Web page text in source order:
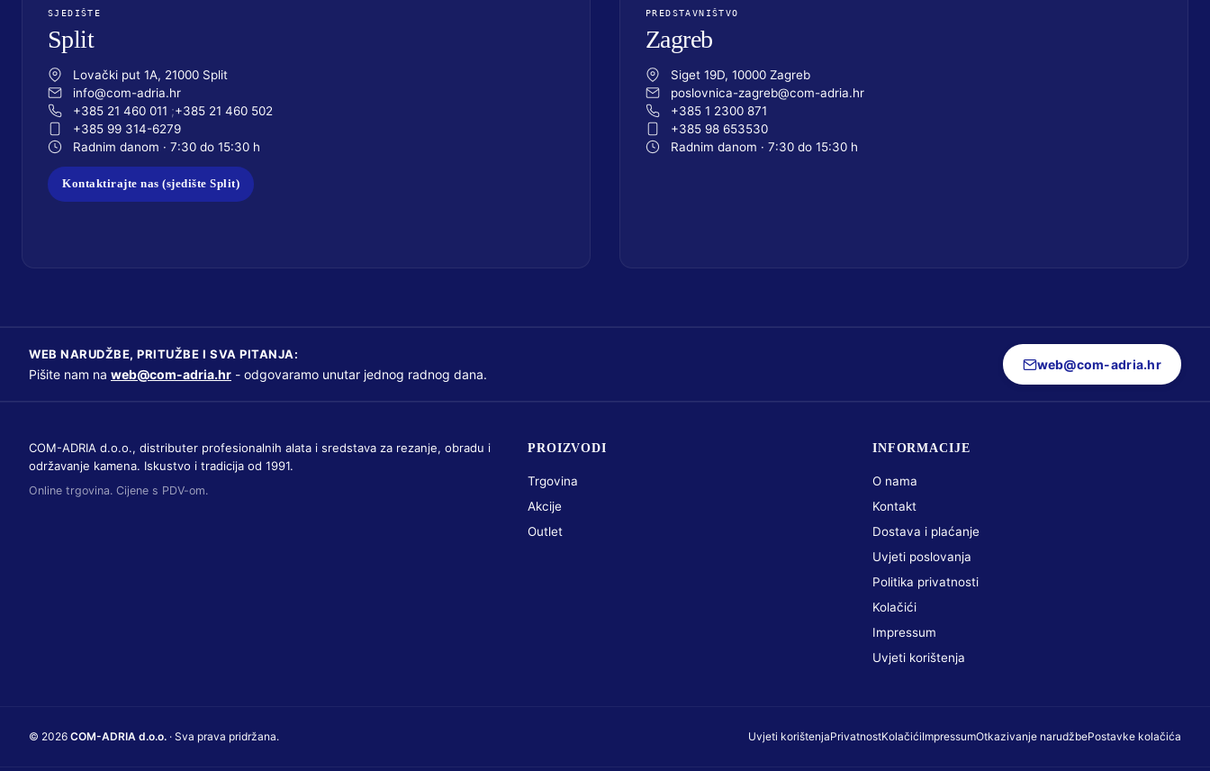
SJEDIŠTE
Split
Lovački put 1A, 21000 Split
info@com-adria.hr
+385 21 460 011
+385 21 460 502
+385 99 314-6279
Radnim danom · 7:30 do 15:30 h
Kontaktirajte nas (sjedište Split)
PREDSTAVNIŠTVO
Zagreb
Siget 19D, 10000 Zagreb
poslovnica-zagreb@com-adria.hr
+385 1 2300 871
+385 98 653530
Radnim danom · 7:30 do 15:30 h
WEB NARUDŽBE, PRITUŽBE I SVA PITANJA:
Pišite nam na web@com-adria.hr - odgovaramo unutar jednog radnog dana.
web@com-adria.hr
COM-ADRIA d.o.o., distributer profesionalnih alata i sredstava za rezanje, obradu i
održavanje kamena. Iskustvo i tradicija od 1991.
Online trgovina. Cijene s PDV-om.
PROIZVODI
Trgovina
Akcije
Outlet
INFORMACIJE
O nama
Kontakt
Dostava i plaćanje
Uvjeti poslovanja
Politika privatnosti
Kolačići
Impressum
Uvjeti korištenja
© 2026 COM-ADRIA d.o.o. · Sva prava pridržana. Uvjeti korištenjaPrivatnostKolačićiImpressumOtkazivanje narudžbePostavke kolačića